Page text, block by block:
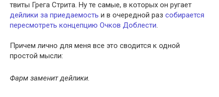
твиты Грега Стрита. Ну те самые, в которых он ругает
дейлики за приедаемость и в очередной раз собирается
пересмотреть концепцию Очков Доблести.
Причем лично для меня все это сводится к одной
простой мысли:
Фарм заменит дейлики.